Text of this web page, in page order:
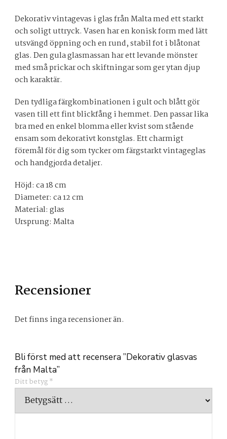
Dekorativ vintagevas i glas från Malta med ett starkt
och soligt uttryck. Vasen har en konisk form med lätt
utsvängd öppning och en rund, stabil fot i blåtonat
glas. Den gula glasmassan har ett levande mönster
med små prickar och skiftningar som ger ytan djup
och karaktär.
Den tydliga färgkombinationen i gult och blått gör
vasen till ett fint blickfång i hemmet. Den passar lika
bra med en enkel blomma eller kvist som stående
ensam som dekorativt konstglas. Ett charmigt
föremål för dig som tycker om färgstarkt vintageglas
och handgjorda detaljer.
Höjd: ca 18 cm
Diameter: ca 12 cm
Material: glas
Ursprung: Malta
Recensioner
Det finns inga recensioner än.
Bli först med att recensera ”Dekorativ glasvas
från Malta”
Ditt betyg*